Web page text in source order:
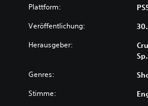
Plattform:
Veröffentlichung:
Herausgeber:
Genres:
Stimme: